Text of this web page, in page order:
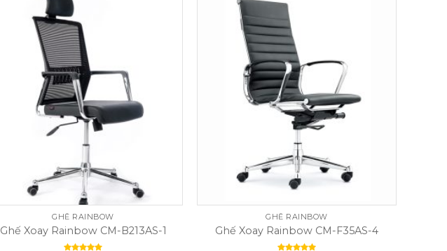
GHẾ RAINBOW
Ghế Xoay Rainbow CM-B213AS-1
GHẾ RAINBOW
Ghế Xoay Rainbow CM-F35AS-4